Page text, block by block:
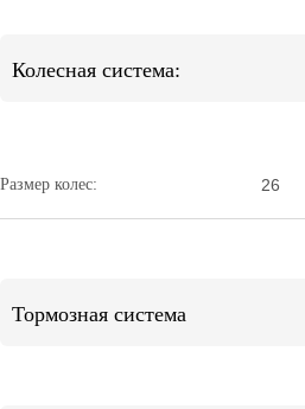
Колесная система:
Размер колес: 26
Тормозная система